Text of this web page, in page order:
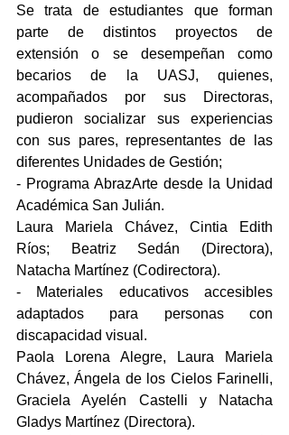
Se trata de estudiantes que forman
parte de distintos proyectos de
extensión o se desempeñan como
becarios de la UASJ, quienes,
acompañados por sus Directoras,
pudieron socializar sus experiencias
con sus pares, representantes de las
diferentes Unidades de Gestión;
- Programa AbrazArte desde la Unidad
Académica San Julián.
Laura Mariela Chávez, Cintia Edith
Ríos; Beatriz Sedán (Directora),
Natacha Martínez (Codirectora).
- Materiales educativos accesibles
adaptados para personas con
discapacidad visual.
Paola Lorena Alegre, Laura Mariela
Chávez, Ángela de los Cielos Farinelli,
Graciela Ayelén Castelli y Natacha
Gladys Martínez (Directora).